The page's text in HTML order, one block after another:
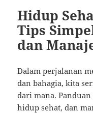
Hidup
Tips
dan
Dalam perjalanan
dan bahagia, kita
dari mana.
hidup sehat, dan